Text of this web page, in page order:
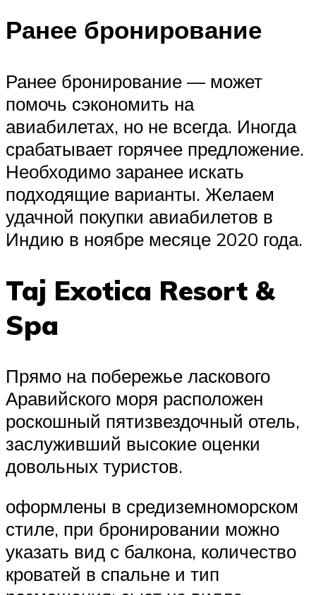
Ранее бронирование
Ранее бронирование — может
помочь сэкономить на
авиабилетах, но не всегда. Иногда
срабатывает горячее предложение.
Необходимо заранее искать
подходящие варианты. Желаем
удачной покупки авиабилетов в
Индию в ноябре месяце 2020 года.
Taj Exotica Resort &
Spa
Прямо на побережье ласкового
Аравийского моря расположен
роскошный пятизвездочный отель,
заслуживший высокие оценки
довольных туристов.
оформлены в средиземноморском
стиле, при бронировании можно
указать вид с балкона, количество
кроватей в спальне и тип